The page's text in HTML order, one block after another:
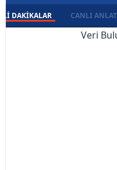
DAKIKALAR CANLI
Veri